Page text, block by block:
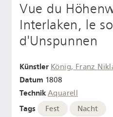
Vue du
Interlaken, le
d'Unspunnen
Künstler König, Franz
Datum 1808
Technik Aquarell
Tags Fest Nacht